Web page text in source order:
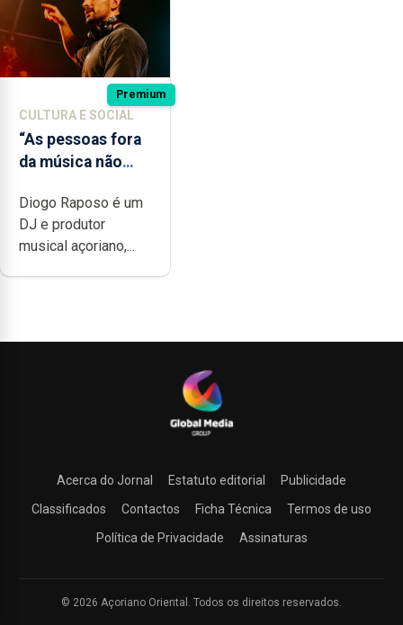
Premium
CULTURA E SOCIAL
“As pessoas fora
da música não
quão difícil é
produzir uma
música”
Diogo Raposo é um
DJ e produtor
musical açoriano,...
Acerca do Jornal Estatuto editorial
Publicidade
Classificados
Contactos Ficha Técnica
Termos de uso
Política de Privacidade
Assinaturas
© 2026 Açoriano Oriental. Todos os direitos reservados.